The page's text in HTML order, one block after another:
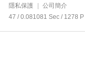
隱私保護
公司簡介
47 / 0.081081 Sec / 1278